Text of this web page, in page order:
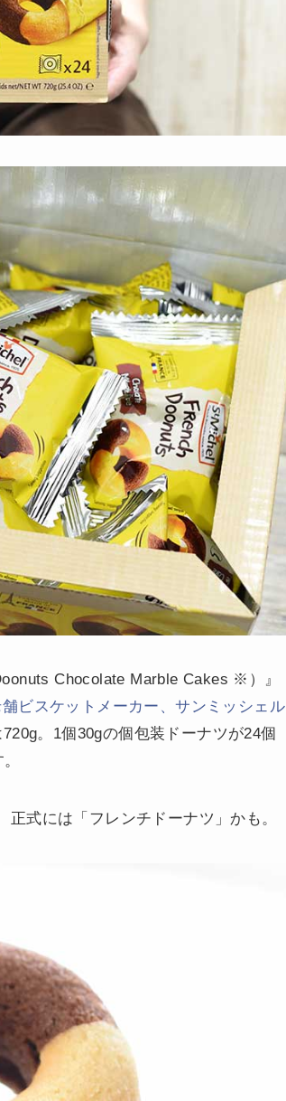
Chocolate Marble Cakes ※）』
ビスケットメーカー、サンミッシェル
。1個30gの個包装ドーナツが24個
式には「フレンチドーナツ」かも。